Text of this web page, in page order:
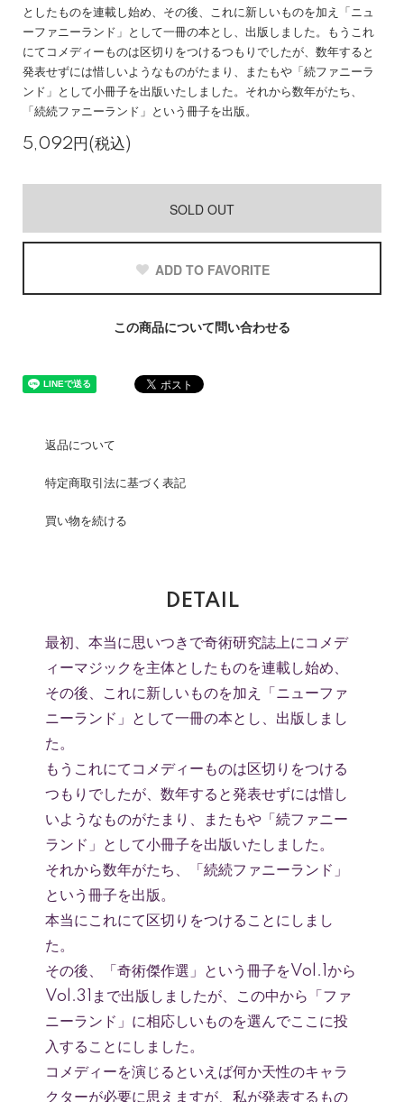
としたものを連載し始め、その後、これに新しいものを加え「ニュ
ーファニーランド」として一冊の本とし、出版しました。もうこれ
にてコメディーものは区切りをつけるつもりでしたが、数年すると
発表せずには惜しいようなものがたまり、またもや「続ファニーラ
ンド」として小冊子を出版いたしました。それから数年がたち、
「続続ファニーランド」という冊子を出版。
5,092円(税込)
SOLD OUT
ADD TO FAVORITE
この商品について問い合わせる
返品について
特定商取引法に基づく表記
買い物を続ける
DETAIL
最初、本当に思いつきで奇術研究誌上にコメデ
ィーマジックを主体としたものを連載し始め、
その後、これに新しいものを加え「ニューファ
ニーランド」として一冊の本とし、出版しまし
た。
もうこれにてコメディーものは区切りをつける
つもりでしたが、数年すると発表せずには惜し
いようなものがたまり、またもや「続ファニー
ランド」として小冊子を出版いたしました。
それから数年がたち、「続続ファニーランド」
という冊子を出版。
本当にこれにて区切りをつけることにしまし
た。
その後、「奇術傑作選」という冊子をVol.1から
Vol.31まで出版しましたが、この中から「ファ
ニーランド」に相応しいものを選んでここに投
入することにしました。
コメディーを演じるといえば何か天性のキャラ
クターが必要に思えますが、私が発表するもの